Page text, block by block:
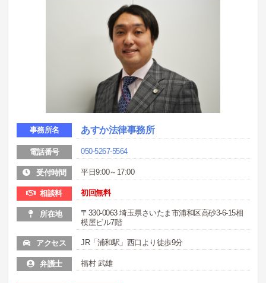
事務所名 あすか法律事務所
電話番号 050-5267-5564
受付時間 平日9:00～17:00
相談料 初回無料
所在地
〒330-0063 埼玉県さいたま市浦和区高砂3-6-15相
模屋ビル7階
アクセス JR「浦和駅」西口より徒歩9分
弁護士 福村 武雄